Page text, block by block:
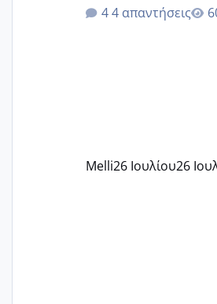
δίδακτρα και τα
Εγώ πήγα σε έναν
4 απαντήσεις
Melli26 Ιουλίου26